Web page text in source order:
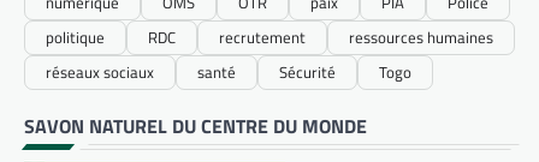
politique
RDC recrutement
ressources humaines
réseaux sociaux
santé Sécurité Togo
SAVON NATUREL DU CENTRE DU MONDE